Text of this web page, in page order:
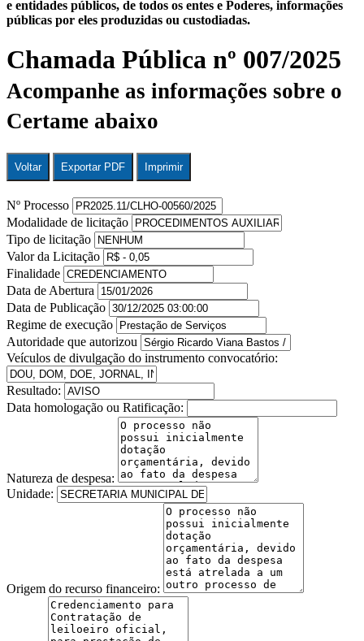
e entidades públicos, de todos os entes e Poderes, informações
públicas por eles produzidas ou custodiadas.
Chamada Pública nº 007/2025
Acompanhe as informações sobre o
Certame abaixo
Voltar Exportar PDF Imprimir
Nº Processo
Modalidade de licitação
Tipo de licitação
Valor da Licitação
Finalidade
Data de Abertura
Data de Publicação
Regime de execução
Autoridade que autorizou
Veículos de divulgação do instrumento convocatório:
Resultado:
Data homologação ou Ratificação:
Natureza de despesa:
Unidade:
Origem do recurso financeiro: